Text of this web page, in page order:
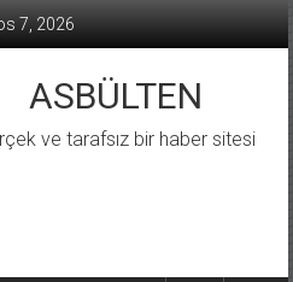
7, 2026
ASBÜLTEN
ve tarafsız bir haber sitesi